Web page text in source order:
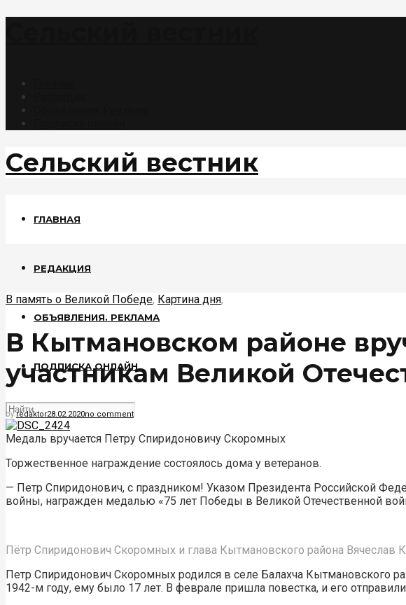
Сельский вестник
ГЛАВНАЯ
РЕДАКЦИЯ
ОБЪЯВЛЕНИЯ. РЕКЛАМА
ПОДПИСКА ОНЛАЙН
В память о Великой Победе, Картина дня,
В Кытмановском районе
участникам Великой
byredaktor28.02.2020no comment
Медаль вручается Петру Спиридоновичу Скоромных
Торжественное награждение состоялось дома у ветеранов.
— Петр Спиридонович, с праздником! Указом Президента Российской
войны, награжден медалью «75 лет Победы в Великой Отечественной
Пётр Спиридонович Скоромных и глава Кытмановского района Вячеслав
Петр Спиридонович Скоромных родился в селе Балахча Кытмановского
1942-м году, ему было 17 лет. В феврале пришла повестка, и его